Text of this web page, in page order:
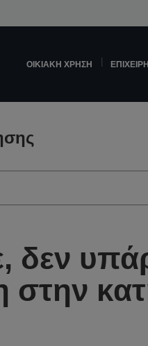
ΟΙΚΙΑΚΉ ΧΡΉΣΗ
δεν
στην